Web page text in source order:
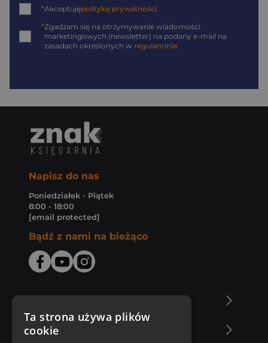
*Akceptujępolitykę prywatności
*Zgadzam się na otrzymywanie wiadomości
marketingowych (newsletter) na podany e-mail na
zasadach określonych w regulaminie.
Napisz do nas
Poniedziałek - Piątek
8:00 - 18:00
[email protected]
Bądź z nami na bieżąco
Zakupy u nas
Ta strona używa plików
cookie